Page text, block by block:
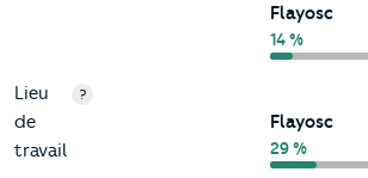
Flayosc
14 %
Lieu
de
travail
?
Flayosc
29 %